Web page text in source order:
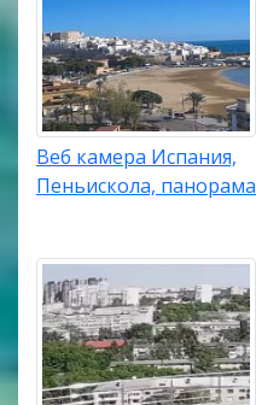
Веб камера Испания,
Пеньискола, панорама